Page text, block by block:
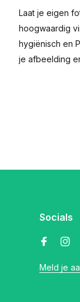
Laat je eigen
hoogwaardig
hygiënisch en
je afbeelding
Socials
Meld je